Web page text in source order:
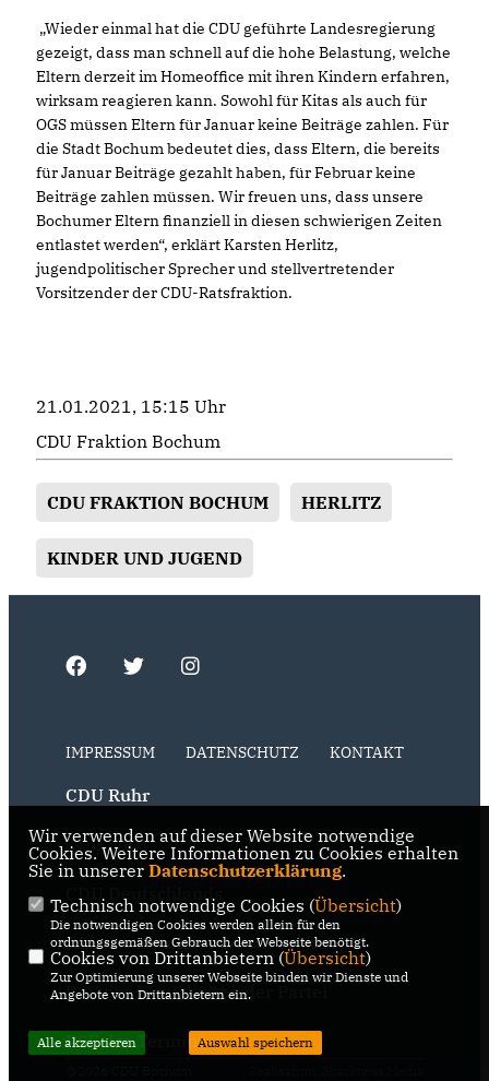
Wieder einmal hat die CDU geführte Landesregierung
gezeigt, dass man schnell auf die hohe Belastung, welche
Eltern derzeit im Homeoffice mit ihren Kindern erfahren,
wirksam reagieren kann. Sowohl für Kitas als auch für
OGS müssen Eltern für Januar keine Beiträge zahlen. Für
die Stadt Bochum bedeutet dies, dass Eltern, die bereits
für Januar Beiträge gezahlt haben, für Februar keine
Beiträge zahlen müssen. Wir freuen uns, dass unsere
Bochumer Eltern finanziell in diesen schwierigen Zeiten
entlastet werden“, erklärt Karsten Herlitz,
jugendpolitischer Sprecher und stellvertretender
Vorsitzender der CDU-Ratsfraktion.
21.01.2021, 15:15 Uhr
CDU Fraktion Bochum
CDU FRAKTION BOCHUM HERLITZ
KINDER UND JUGEND
IMPRESSUM DATENSCHUTZ KONTAKT
CDU Ruhr
CDU NRW
RSS der Neuigkeiten der Fraktion
RSS der Neuigkeiten der Partei
RSS der Termine
Wir verwenden auf dieser Website notwendige
Cookies. Weitere Informationen zu Cookies erhalten
Sie in unserer Datenschutzerklärung.
Technisch notwendige Cookies (Übersicht)
Die notwendigen Cookies werden allein für den
ordnungsgemäßen Gebrauch der Webseite benötigt.
Cookies von Drittanbietern (Übersicht)
Zur Optimierung unserer Webseite binden wir Dienste und
Angebote von Drittanbietern ein.
Alle akzeptieren Auswahl speichern